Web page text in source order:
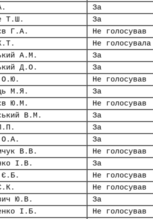
За
Т.Ш.
За
Г.А.
Не голосував
Не голосувала
А.М.
За
Д.О.
За
О.Ю.
Не голосував
М.Я.
За
Ю.М.
Не голосував
В.М.
За
За
О.А.
За
В.В.
Не голосував
І.В.
За
Є.Б.
Не голосував
Не голосував
Ю.В.
За
І.Б.
Не голосував